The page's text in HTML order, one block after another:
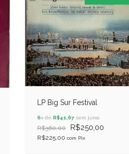
LP Big Sur Festival
6x de R$41,67 sem juros
R$360,00 R$250,00
R$225,00 com Pix